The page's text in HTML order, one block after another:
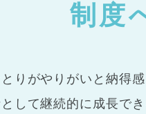
制度
りがやりがいと納得
して継続的に成長で